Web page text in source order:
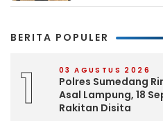
BERITA POPULER
1 03 AGUSTUS 2026
Polres Sumedang
Asal Lampung, 18
Rakitan Disita